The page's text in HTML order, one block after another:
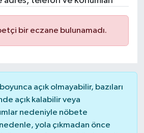
bir eczane bulunamadı.
açık olmayabilir, bazıları
açık kalabilir veya
nedeniyle nöbete
yola çıkmadan önce